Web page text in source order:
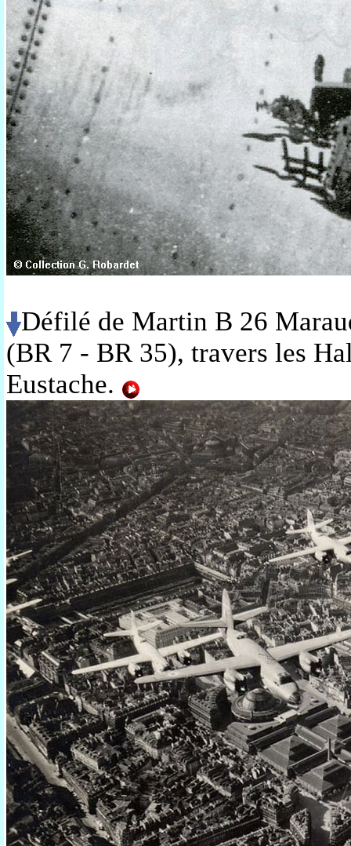
Défilé de Martin B 26
(BR 7 - BR 35), travers les
Eustache.